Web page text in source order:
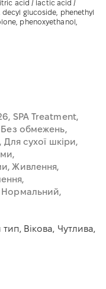
acid / lactic acid /
glucoside, phenethyl
phenoxyethanol,
SPA Treatment
Без обмежень
Для сухої шкіри
Живлення
Нормальний
Вікова, Чутлива,